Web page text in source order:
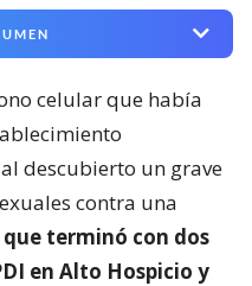
celular que había
descubierto un grave
contra una
terminó con dos
en Alto Hospicio y